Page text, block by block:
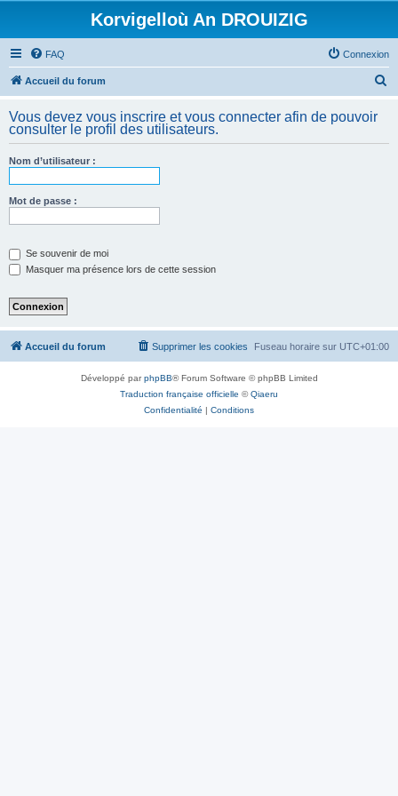
Korvigelloù An DROUIZIG
FAQ Connexion
Accueil du forum
h
Vous devez vous inscrire et vous connecter afin de pouvoir
consulter le profil des utilisateurs.
Nom d’utilisateur :
Mot de passe :
Se souvenir de moi
Masquer ma présence lors de cette session
Accueil du forum Fuseau horaire sur UTC+01:00
Supprimer les cookies
Développé parphpBB® Forum Software © phpBB Limited
Traduction française officielle ©Qiaeru
Confidentialité | Conditions